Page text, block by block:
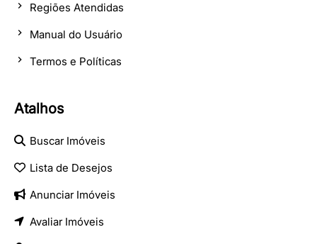
Regiões Atendidas
Manual do Usuário
Termos e Políticas
Atalhos
Buscar Imóveis
Lista de Desejos
Anunciar Imóveis
Avaliar Imóveis